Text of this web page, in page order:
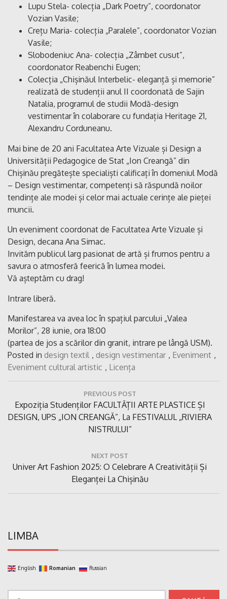
Lupu Stela- colecția „Dark Poetry”, coordonator
Vozian Vasile;
Crețu Maria- colecția „Paralele”, coordonator Vozian
Vasile;
Slobodeniuc Ana- colecția „Zâmbet cusut”,
coordonator Reabenchi Eugen;
Colecția „Chișinăul Interbelic- eleganță și memorie”
realizată de studenții anul II coordonată de Sajin
Natalia, programul de studii Modă-design
vestimentar în colaborare cu fundația Heritage 21,
Alexandru Corduneanu.
Mai bine de 20 ani Facultatea Arte Vizuale și Design a
Universității Pedagogice de Stat „Ion Creangă” din
Chișinău pregătește specialiști calificați în domeniul Modă
– Design vestimentar, competenți să răspundă noilor
tendințe ale modei și celor mai actuale cerințe ale pieței
muncii.
Un eveniment coordonat de Facultatea Arte Vizuale și
Design, decana Ana Simac.
Invităm publicul larg pasionat de artă și frumos pentru a
savura o atmosferă feerică în lumea modei.
Vă așteptăm cu drag!
Intrare liberă.
Manifestarea va avea loc în spațiul parcului „Valea
Morilor”, 28 iunie, ora 18:00
(partea de jos a scărilor din granit, intrare pe lângă USM).
Posted in design textil , design vestimentar , Eveniment ,
Eveniment cultural artistic , Licența
articole
PREVIOUS POST
Previous
Post:
Expoziția Studenților FACULTĂȚII ARTE PLASTICE ȘI
DESIGN, UPS „ION CREANGĂ”, La FESTIVALUL „RIVIERA
NISTRULUI”
NEXT POST
Next
Univer Art Fashion 2025: O Celebrare A Creativității Și
Eleganței La Chișinău
LIMBA
English Romanian Russian